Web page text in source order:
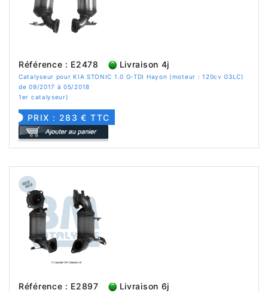
Référence : E2478 Livraison 4j
Catalyseur pour KIA STONIC 1.0 G-TDI Hayon (moteur : 120cv G3LC)
de 09/2017 à 05/2018
1er catalyseur)
PRIX : 283 € TTC
Référence : E2897 Livraison 6j